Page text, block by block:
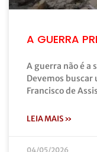
A GUERRA
A guerra não é a
Devemos
Francisco de
LEIA MAIS »
04/05/2026